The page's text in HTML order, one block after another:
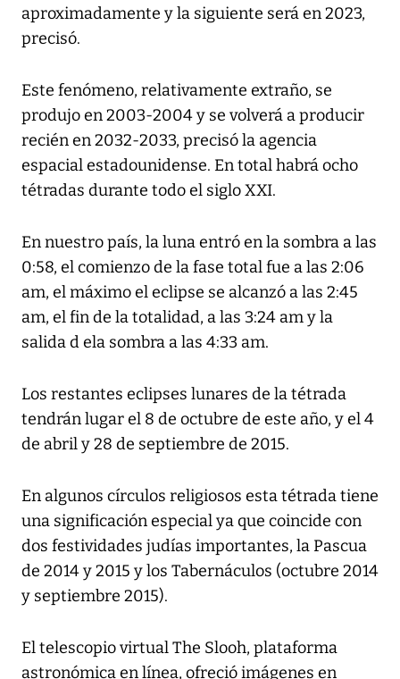
aproximadamente y la siguiente será en 2023,
precisó.
Este fenómeno, relativamente extraño, se
produjo en 2003-2004 y se volverá a producir
recién en 2032-2033, precisó la agencia
espacial estadounidense. En total habrá ocho
tétradas durante todo el siglo XXI.
En nuestro país, la luna entró en la sombra a las
0:58, el comienzo de la fase total fue a las 2:06
am, el máximo el eclipse se alcanzó a las 2:45
am, el fin de la totalidad, a las 3:24 am y la
salida d ela sombra a las 4:33 am.
Los restantes eclipses lunares de la tétrada
tendrán lugar el 8 de octubre de este año, y el 4
de abril y 28 de septiembre de 2015.
En algunos círculos religiosos esta tétrada tiene
una significación especial ya que coincide con
dos festividades judías importantes, la Pascua
de 2014 y 2015 y los Tabernáculos (octubre 2014
y septiembre 2015).
El telescopio virtual The Slooh, plataforma
astronómica en línea, ofreció imágenes en